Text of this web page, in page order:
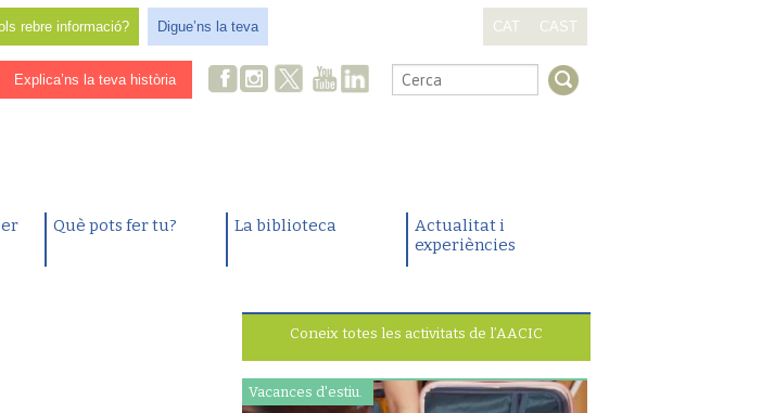
rebre informació? Digue’ns la teva CAT CAST
Explica’ns la teva història .
Què pots fer tu? La biblioteca
Actualitat i
experiències
Coneix totes les activitats de l’AACIC
Vacances d'estiu.